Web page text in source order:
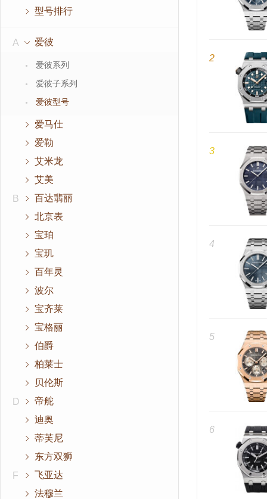
型号排行
A 爱彼
爱彼系列
爱彼子系列
爱彼型号
爱马仕
爱勒
艾米龙
艾美
B
百达翡丽
北京表
宝珀
宝玑
百年灵
波尔
宝齐莱
宝格丽
伯爵
柏莱士
贝伦斯
D
帝舵
迪奥
蒂芙尼
东方双狮
F
飞亚达
法穆兰
2
3
4
5
6